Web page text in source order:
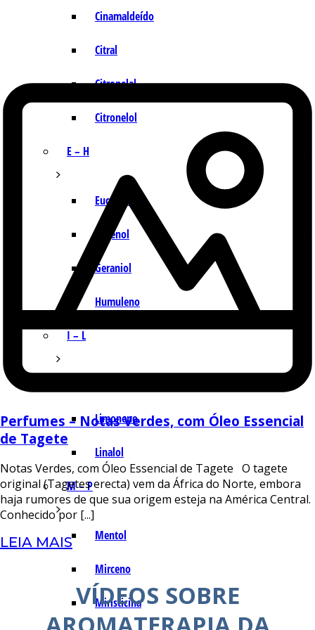
Cinamaldeído
Citral
Citronelal
Citronelol
E – H
Eucaliptol
Eugenol
Geraniol
Humuleno
I – L
Limoneno
Linalol
M – P
Mentol
Mirceno
Miristicina
Perfumes – Notas Verdes, com Óleo Essencial
de Tagete
Notas Verdes, com Óleo Essencial de Tagete O tagete
original (Tagetes erecta) vem da África do Norte, embora
haja rumores de que sua origem esteja na América Central.
Conhecido por [...]
LEIA MAIS
VÍDEOS SOBRE